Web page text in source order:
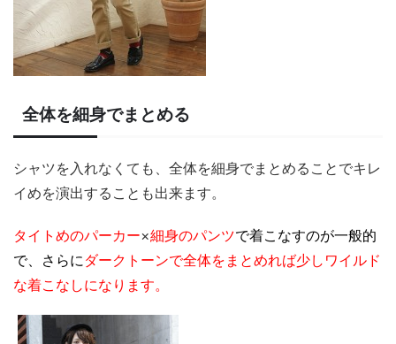
全体を細身でまとめる
シャツを入れなくても、全体を細身でまとめることでキレ
イめを演出することも出来ます。
タイトめのパーカー×細身のパンツで着こなすのが一般的
で、さらにダークトーンで全体をまとめれば少しワイルド
な着こなしになります。